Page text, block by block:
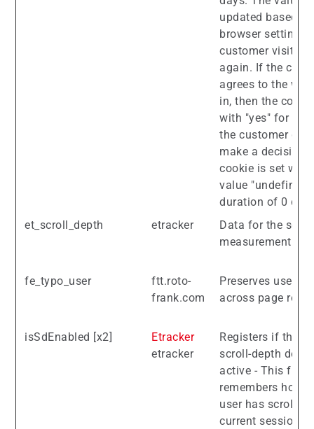
updated based
browser settings
customer visits
again. If the
agrees to the
in, then the
with "yes" for
the customer
make a decision,
cookie is set with
value
duration of 0
et_scroll_depth
etracker
Data for the
measurement
fe_typo_user
ftt.roto-
frank.com
Preserves users
across page
isSdEnabled [x2]
Etracker
etracker
Registers if the
scroll-depth
active - This
remembers how
user has scrolled
current session